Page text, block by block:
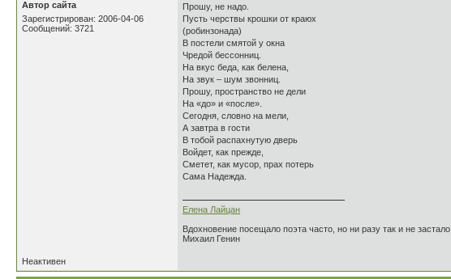
Автор сайта
Зарегистрирован: 2006-04-06
Сообщений: 3721
Прошу, не надо.
Пусть черствы крошки от краюх
(робинзонада)
В постели смятой у окна
Чредой бессонниц.
На вкус беда, как белена,
На звук – шум звонниц.
Прошу, пространство не дели
На «до» и «после».
Сегодня, словно на мели,
А завтра в гости
В тобой распахнутую дверь
Войдет, как прежде,
Сметет, как мусор, прах потерь
Сама Надежда.
Елена Лайцан
Вдохновение посещало поэта часто, но ни разу так и не застало.
Михаил Генин
Неактивен